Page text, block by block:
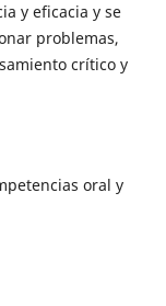
y eficacia y se
problemas,
crítico y
oral y